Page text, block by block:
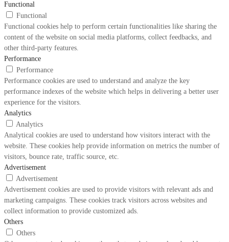
Functional
Functional
Functional cookies help to perform certain functionalities like sharing the
content of the website on social media platforms, collect feedbacks, and
other third-party features.
Performance
Performance
Performance cookies are used to understand and analyze the key
performance indexes of the website which helps in delivering a better user
experience for the visitors.
Analytics
Analytics
Analytical cookies are used to understand how visitors interact with the
website. These cookies help provide information on metrics the number of
visitors, bounce rate, traffic source, etc.
Advertisement
Advertisement
Advertisement cookies are used to provide visitors with relevant ads and
marketing campaigns. These cookies track visitors across websites and
collect information to provide customized ads.
Others
Others